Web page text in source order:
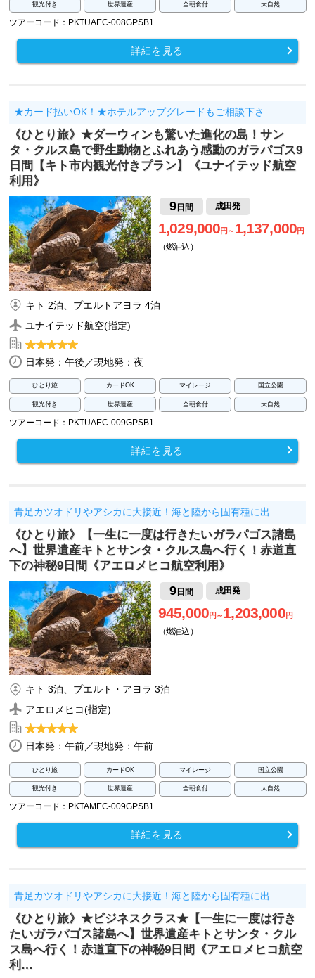
観光付き 世界遺産 全朝食付 大自然
ツアーコード：PKTUAEC-008GPSB1
詳細を見る
★カード払いOK！★ホテルアップグレードもご相談下さ…
《ひとり旅》★ダーウィンも驚いた進化の島！サン
タ・クルス島で野生動物とふれあう感動のガラパゴス9
日間【キト市内観光付きプラン】《ユナイテッド航空
利用》
9日間 成田発
1,029,000円～ 1,137,000円
（燃油込）
キト 2泊、プエルトアヨラ 4泊
ユナイテッド航空(指定)
日本発：午後／現地発：夜
ひとり旅 カードOK マイレージ 国立公園
観光付き 世界遺産 全朝食付 大自然
ツアーコード：PKTUAEC-009GPSB1
詳細を見る
青足カツオドリやアシカに大接近！海と陸から固有種に出…
《ひとり旅》【一生に一度は行きたいガラパゴス諸島
へ】世界遺産キトとサンタ・クルス島へ行く！赤道直
下の神秘9日間《アエロメヒコ航空利用》
9日間 成田発
945,000円～1,203,000円
（燃油込）
キト 3泊、プエルト・アヨラ 3泊
アエロメヒコ(指定)
日本発：午前／現地発：午前
ひとり旅 カードOK マイレージ 国立公園
観光付き 世界遺産 全朝食付 大自然
ツアーコード：PKTAMEC-009GPSB1
詳細を見る
青足カツオドリやアシカに大接近！海と陸から固有種に出…
《ひとり旅》★ビジネスクラス★【一生に一度は行き
たいガラパゴス諸島へ】世界遺産キトとサンタ・クル
ス島へ行く！赤道直下の神秘9日間《アエロメヒコ航空
利…